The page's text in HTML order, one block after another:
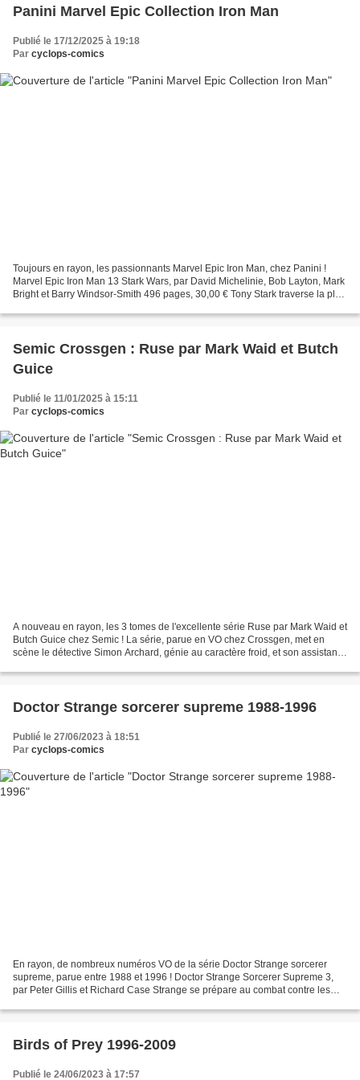
Panini Marvel Epic Collection Iron Man
Publié le 17/12/2025 à 19:18
Par cyclops-comics
Toujours en rayon, les passionnants Marvel Epic Iron Man, chez Panini !
Marvel Epic Iron Man 13 Stark Wars, par David Michelinie, Bob Layton, Mark
Bright et Barry Windsor-Smith 496 pages, 30,00 € Tony Stark traverse la plus
Semic Crossgen : Ruse par Mark Waid et Butch
Guice
Publié le 11/01/2025 à 15:11
Par cyclops-comics
A nouveau en rayon, les 3 tomes de l'excellente série Ruse par Mark Waid et
Butch Guice chez Semic ! La série, parue en VO chez Crossgen, met en
scène le détective Simon Archard, génie au caractère froid, et son assistante
Doctor Strange sorcerer supreme 1988-1996
Publié le 27/06/2023 à 18:51
Par cyclops-comics
En rayon, de nombreux numéros VO de la série Doctor Strange sorcerer
supreme, parue entre 1988 et 1996 ! Doctor Strange Sorcerer Supreme 3,
par Peter Gillis et Richard Case Strange se prépare au combat contre les
Birds of Prey 1996-2009
Publié le 24/06/2023 à 17:57